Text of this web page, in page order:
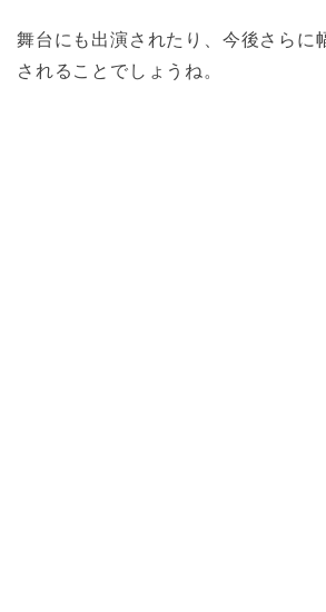
舞台にも出演されたり、今後さらに
されることでしょうね。